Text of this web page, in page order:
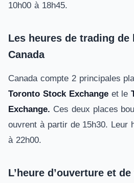
10h00 à 18h45.
Les heures de trading de
Canada
Canada compte 2 principales
Toronto Stock Exchangeet le
Exchange. Ces deux places
ouvrent à partir de 15h30. Leur
à 22h00.
L’heure d’ouverture et